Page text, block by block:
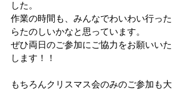
した。
作業の時間も、みんなでわいわい行った
らたのしいかなと思っています。
ぜひ両日のご参加にご協力をお願いいた
します！！
もちろんクリスマス会のみのご参加も大